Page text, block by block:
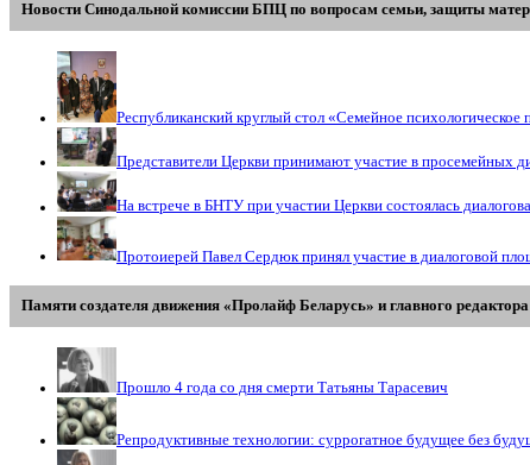
Новости Синодальной комиссии БПЦ по вопросам семьи, защиты
Республиканский круглый стол «Семейное
Представители Церкви принимают участие в просемейных
На встрече в БНТУ при участии Церкви состоялась
Протоиерей Павел Сердюк принял участие в диалоговой
Памяти создателя движения «Пролайф Беларусь» и главного
Прошло 4 года со дня смерти Татьяны Тарасевич
Репродуктивные технологии: суррогатное будущее без